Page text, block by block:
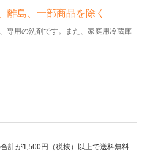
島、一部商品を除く
専用の洗剤です。また、家庭用冷蔵庫
計が1,500円（税抜）以上で送料無料